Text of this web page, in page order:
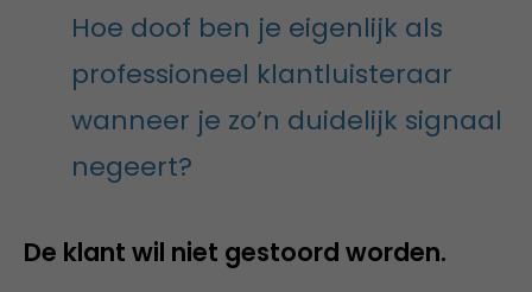
Hoe doof ben je eigenlijk als
professioneel klantluisteraar
wanneer je zo’n duidelijk signaal
negeert?
De klant wil niet gestoord worden.